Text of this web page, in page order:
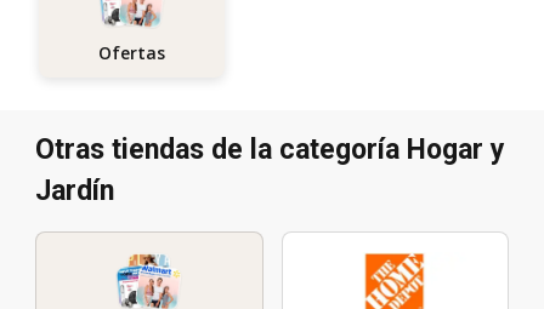
Ofertas
Otras tiendas de la categoría Hogar y
Jardín